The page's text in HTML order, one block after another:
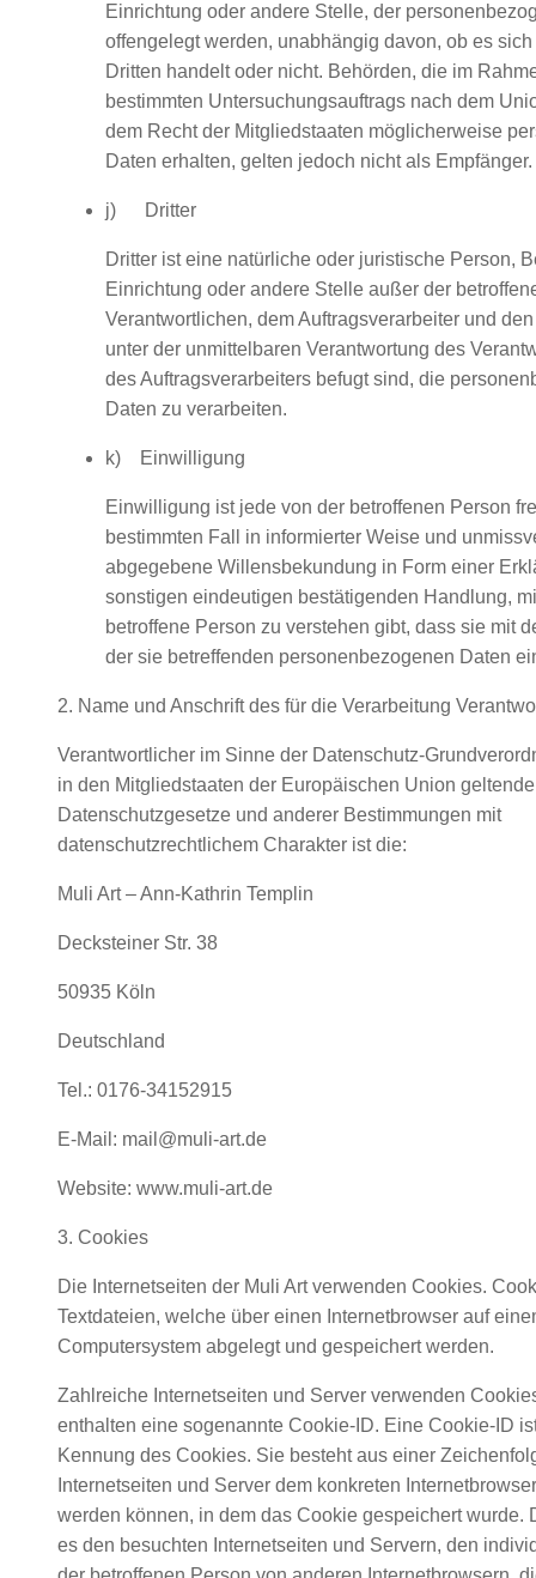
Einrichtung oder andere Stelle, der
offengelegt werden, unabhängig davon, ob es
Dritten handelt oder nicht. Behörden, die im
bestimmten Untersuchungsauftrags nach dem
dem Recht der Mitgliedstaaten möglicherweise
Daten erhalten, gelten jedoch nicht als Empfänger.
j) Dritter
Dritter ist eine natürliche oder juristische Person,
Einrichtung oder andere Stelle außer der
Verantwortlichen, dem Auftragsverarbeiter und
unter der unmittelbaren Verantwortung des
des Auftragsverarbeiters befugt sind, die
Daten zu verarbeiten.
k) Einwilligung
Einwilligung ist jede von der betroffenen Person
bestimmten Fall in informierter Weise und
abgegebene Willensbekundung in Form einer
sonstigen eindeutigen bestätigenden Handlung,
betroffene Person zu verstehen gibt, dass sie mit
der sie betreffenden personenbezogenen Daten
2. Name und Anschrift des für die Verarbeitung
Verantwortlicher im Sinne der Datenschutz-
in den Mitgliedstaaten der Europäischen Union
Datenschutzgesetze und anderer Bestimmungen mit
datenschutzrechtlichem Charakter ist die:
Muli Art – Ann-Kathrin Templin
Decksteiner Str. 38
50935 Köln
Deutschland
Tel.: 0176-34152915
E-Mail: mail@muli-art.de
Website: www.muli-art.de
3. Cookies
Die Internetseiten der Muli Art verwenden Cookies.
Textdateien, welche über einen Internetbrowser auf
Computersystem abgelegt und gespeichert werden.
Zahlreiche Internetseiten und Server verwenden
enthalten eine sogenannte Cookie-ID. Eine Cookie-ID
Kennung des Cookies. Sie besteht aus einer
Internetseiten und Server dem konkreten
werden können, in dem das Cookie gespeichert wurde.
es den besuchten Internetseiten und Servern, den